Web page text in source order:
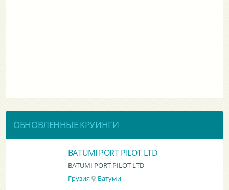
ОБНОВЛЕННЫЕ КРУИНГИ
BATUMI PORT PILOT LTD
BATUMI PORT PILOT LTD
Грузия
Батуми